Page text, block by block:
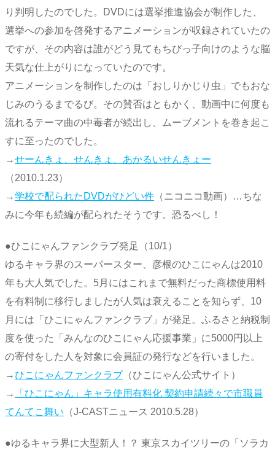
り判明したのでした。DVDには選挙推進協会が制作した、
選挙への参加を啓発するアニメーションが収録されていたの
ですが、その内容は誰がどう見てもちびっ子向けのような脳
天気な仕上がりになっていたのです。
アニメーションを制作したのは「おしりかじり虫」でもおな
じみのうるまでるび。その賛否はともかく、動画中に何度も
流れるテーマ曲の中毒者が続出し、ムーブメントを巻き起こ
すに至ったのでした。
→せーんきょ、せんきょ、あかるいせんきょー
（2010.1.23）
→学校で配られたDVDがひどい件 （ニコニコ動画）…ちな
みに今年も続編が配られたそうです。恐るべし！
●ひこにゃんファンクラブ発足（10/1）
ゆるキャラ界のスーパースター、彦根のひこにゃんは2010
年も大人気でした。5月にはこれまで無料だった商標使用料
を有料制に移行しましたが人気は衰えることを知らず、10
月には「ひこにゃんファンクラブ」が発足。ふるさと納税制
度を使った「みんなのひこにゃん応援事業」に5000円以上
の寄付をした人を対象に会員証の発行などを行いました。
→ひこにゃんファンクラブ （ひこにゃん公式サイト）
→
「ひこにゃん」キャラ使用有料化 契約申請続々で市職員
てんてこ舞い （J-CASTニュース 2010.5.28）
●ゆるキャラ界に大型新人！？ 東京スカイツリーの「ソラカ